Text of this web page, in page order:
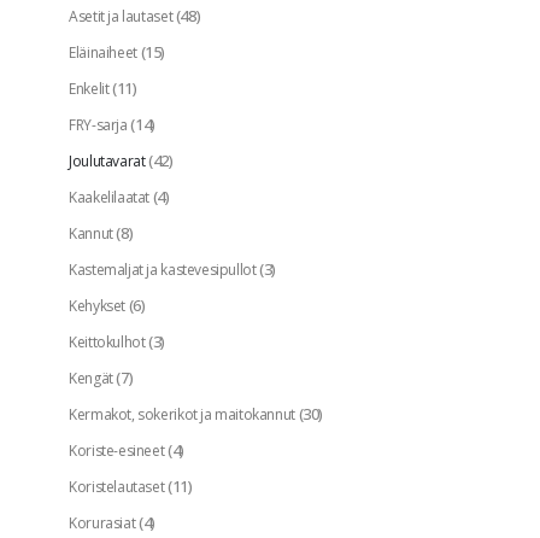
Asetit ja lautaset(48)
Eläinaiheet(15)
Enkelit(11)
FRY-sarja(14)
Joulutavarat(42)
Kaakelilaatat(4)
Kannut(8)
Kastemaljat ja kastevesipullot(3)
Kehykset(6)
Keittokulhot(3)
Kengät(7)
Kermakot, sokerikot ja maitokannut(30)
Koriste-esineet(4)
Koristelautaset(11)
Korurasiat(4)